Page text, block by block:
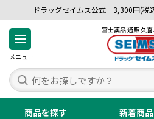
ドラッグセイムス公式｜3,300円(税
メニュー
富士薬品 通販 久
商品を探す 新着商品